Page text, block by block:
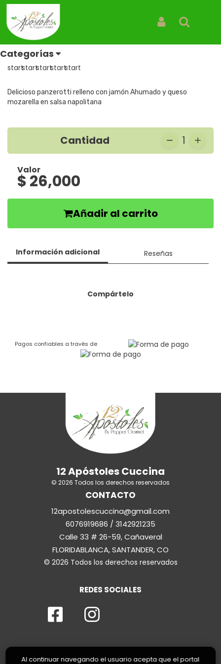
Categorías
Inicio Productos
Panzerotti Jamon y queso
REF: PANZEROTTI JAMÓN Y QUESO
Delicioso panzerotti relleno con jamón Ahumado y queso
mozarella en salsa napolitana
Cantidad 1
Valor
$ 26,000
Añadir al carrito
Información adicional Reseñas
Compártelo
Pagos confiables a través de
12 Apóstoles Cuccina
© 2026 Todos los derechos reservados
CONTACTO
12apostolescuccina@gmail.com
6076919686 / 3142921235
Calle 33 # 26-59, Cañaveral
FLORIDABLANCA, SANTANDER, CO
© 2026 Todos los derechos reservados
REDES SOCIALES
Al continuar navegando el usuario acepta que el portal